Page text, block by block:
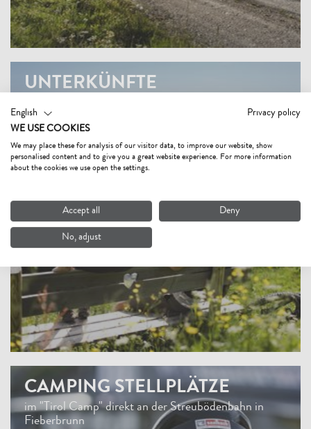
UNTERKÜNFTE
CAMPING STELLPLÄTZE
im "Tirol Camp" direkt an der Streubödenbahn in
Fieberbrunn
English
Privacy policy
WE USE COOKIES
We may place these for analysis of our visitor data, to improve our website, show
personalised content and to give you a great website experience. For more information
about the cookies we use open the settings.
Accept all Deny
No, adjust